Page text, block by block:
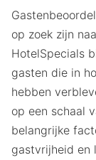
op zoek zijn
HotelSpecials
gasten die in
hebben
op een schaal
belangrijke
gastvrijheid en